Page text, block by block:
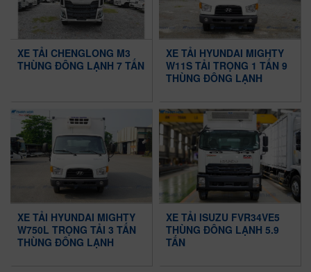
XE TẢI CHENGLONG M3
THÙNG ĐÔNG LẠNH 7 TẤN
XE TẢI HYUNDAI MIGHTY
W11S TẢI TRỌNG 1 TẤN 9
THÙNG ĐÔNG LẠNH
XE TẢI HYUNDAI MIGHTY
W750L TRỌNG TẢI 3 TẤN
THÙNG ĐÔNG LẠNH
XE TẢI ISUZU FVR34VE5
THÙNG ĐÔNG LẠNH 5.9
TẤN